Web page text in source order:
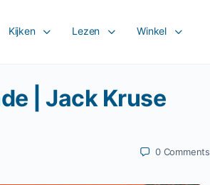
Kijken Lezen Winkel
| Jack Kruse
0 Comments